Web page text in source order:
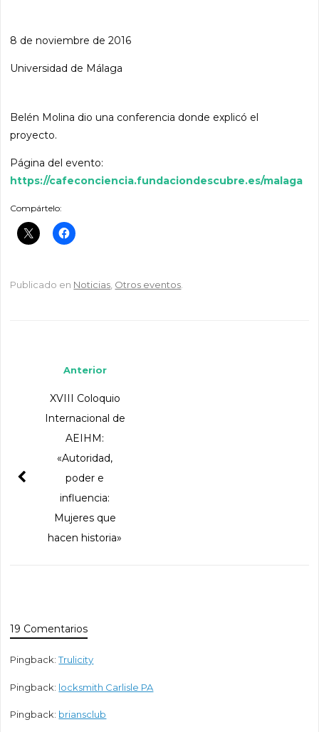
8 de noviembre de 2016
Universidad de Málaga
Belén Molina dio una conferencia donde explicó el
proyecto.
Página del evento:
https://cafeconciencia.fundaciondescubre.es/malaga
Compártelo:
Publicado en Noticias, Otros eventos.
Anterior
XVIII Coloquio
Internacional de
AEIHM:
«Autoridad,
poder e
influencia:
Mujeres que
hacen historia»
19 Comentarios
Pingback:Trulicity
Pingback: locksmith Carlisle PA
Pingback: briansclub